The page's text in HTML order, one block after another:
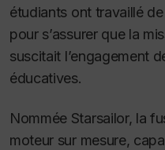
étudiants ont travaillé
pour s’assurer que la
suscitait l’engagement
éducatives.
Nommée Starsailor, la
moteur sur mesure,